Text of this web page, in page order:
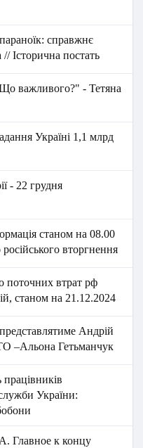
справжнє
Історична постать
важливого?" - Тетяна
Україні 1,1 млрд
- 22 грудня
станом на 08.00
вторгнення
поточних втрат рф
станом на 21.12.2024
Андрій
–Альона Гетьманчук
України:
Главное к концу